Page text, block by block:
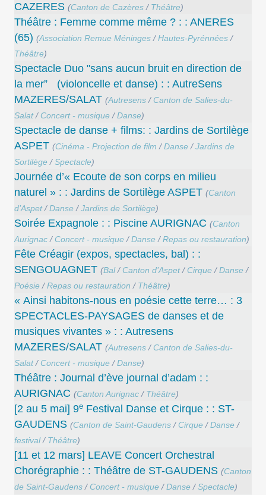
CAZERES (Canton de Cazères/ Théâtre)
Théâtre : Femme comme même ? : : ANERES
(65) (Association Remue Méninges/Hautes-Pyrénnées/
Théâtre)
Spectacle Duo "sans aucun bruit en direction de
la mer” (violoncelle et danse) : : AutreSens
MAZERES/SALAT (Autresens/ Canton de Salies-du-
Salat/ Concert - musique/Danse)
Spectacle de danse + films: : Jardins de Sortilège
ASPET (Cinéma - Projection de film /Danse/Jardins de
Sortilège/Spectacle)
Journée d’« Ecoute de son corps en milieu
naturel » : : Jardins de Sortilège ASPET (Canton
d’Aspet/Danse/Jardins de Sortilège)
Soirée Expagnole : : Piscine AURIGNAC (Canton
Aurignac/ Concert - musique/Danse/Repas ou restauration)
Fête Créagir (expos, spectacles, bal) : :
SENGOUAGNET (Bal/ Canton d’Aspet/ Cirque/Danse/
Poésie/Repas ou restauration / Théâtre)
« Ainsi habitons-nous en poésie cette terre… : 3
SPECTACLES-PAYSAGES de danses et de
musiques vivantes » : : Autresens
MAZERES/SALAT (Autresens/ Canton de Salies-du-
Salat/ Concert - musique/Danse)
Théâtre : Journal d’ève journal d’adam : :
AURIGNAC (Canton Aurignac/ Théâtre)
[2 au 5 mai] 9e Festival Danse et Cirque : : ST-
GAUDENS (Canton de Saint-Gaudens/ Cirque/Danse/
festival/ Théâtre)
[11 et 12 mars] LEAVE Concert Orchestral
Chorégraphie : : Théâtre de ST-GAUDENS (Canton
de Saint-Gaudens/ Concert - musique/Danse/Spectacle)